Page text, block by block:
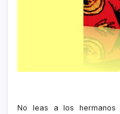
No leas a los